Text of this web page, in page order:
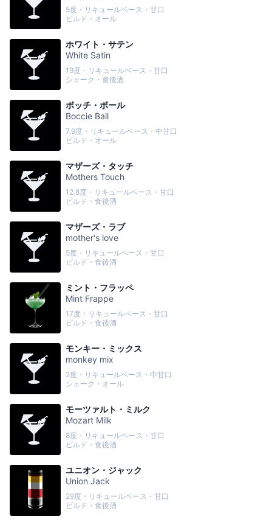
5度・リキュールベース・甘口
ビルド・オール
ホワイト・サテン
White Satin
19度・リキュールベース・甘口
シェーク・食後酒
ボッチ・ボール
Boccie Ball
7.9度・リキュールベース・中甘口
ビルド・オール
マザーズ・タッチ
Mothers Touch
12.8度・リキュールベース・甘口
ビルド・食後酒
マザーズ・ラブ
mother's love
5度・リキュールベース・甘口
ビルド・食後酒
ミント・フラッペ
Mint Frappe
17度・リキュールベース・甘口
ビルド・食後酒
モンキー・ミックス
monkey mix
2度・リキュールベース・中甘口
シェーク・オール
モーツァルト・ミルク
Mozart Milk
8度・リキュールベース・甘口
ビルド・食後酒
ユニオン・ジャック
Union Jack
29度・リキュールベース・甘口
ビルド・食後酒